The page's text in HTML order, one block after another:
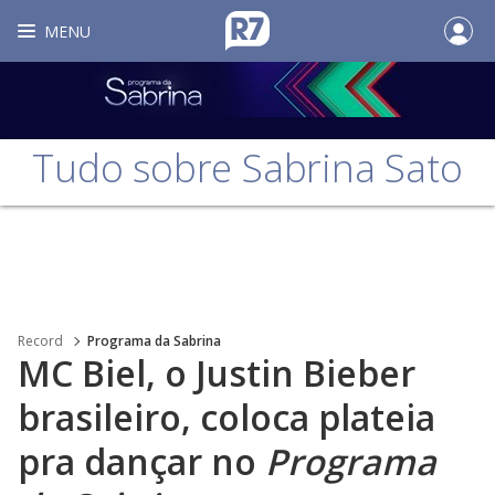
MENU
Tudo sobre Sabrina Sato
Record Programa da Sabrina
MC Biel, o Justin Bieber
brasileiro, coloca plateia
pra dançar no Programa